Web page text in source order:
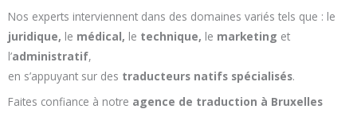
Nos experts interviennent dans des domaines variés tels que : le
juridique, le médical, le technique, le marketing et
l’administratif,
en s’appuyant sur des traducteurs natifs spécialisés.
Faites confiance à notre agence de traduction à Bruxelles